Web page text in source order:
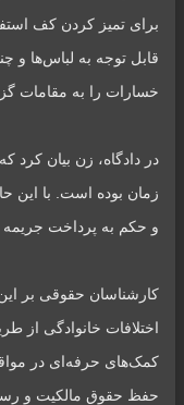
برای تمیز کردن کف
قابل توجه به لباس‌ها
خسارات را به مقامات
در دادگاه، زن بیان کرد
زمان بوده است. با این
و حکم به پرداخت جریمه
کارشناسان حقوقی بر
اختلافات خانوادگی از
کمک‌های حرفه‌ای در
حفظ حقوق مالکیت و